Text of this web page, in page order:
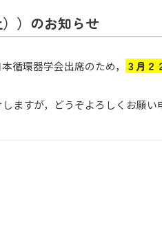
）のお知らせ
循環器学会出席のため， ３月２
ますが，どうぞよろしくお願い